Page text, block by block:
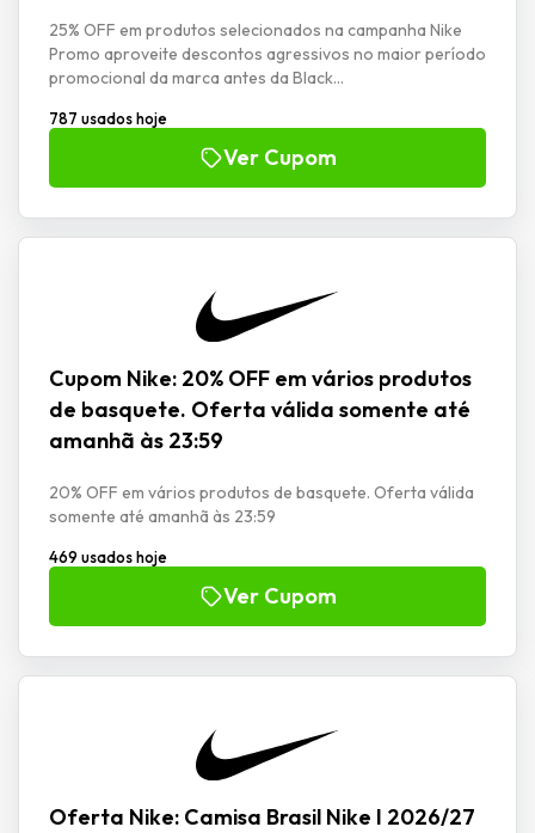
25% OFF em produtos selecionados na campanha Nike
Promo aproveite descontos agressivos no maior período
promocional da marca antes da Black...
787 usados hoje
Ver Cupom
Cupom Nike: 20% OFF em vários produtos
de basquete. Oferta válida somente até
amanhã às 23:59
20% OFF em vários produtos de basquete. Oferta válida
somente até amanhã às 23:59
469 usados hoje
Ver Cupom
Oferta Nike: Camisa Brasil Nike I 2026/27